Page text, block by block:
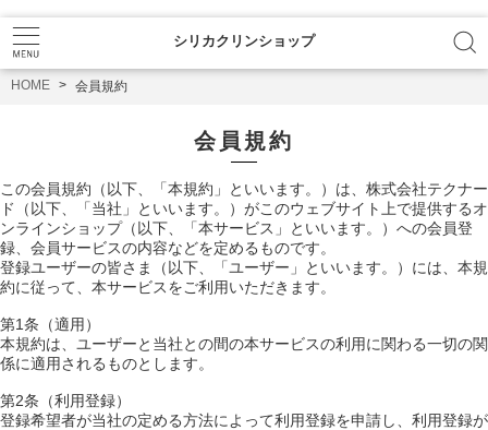
シリカクリンショップ
HOME 会員規約
会員規約
この会員規約（以下、「本規約」といいます。）は、株式会社テクナー
ド（以下、「当社」といいます。）がこのウェブサイト上で提供するオ
ンラインショップ（以下、「本サービス」といいます。）への会員登
録、会員サービスの内容などを定めるものです。
登録ユーザーの皆さま（以下、「ユーザー」といいます。）には、本規
約に従って、本サービスをご利用いただきます。
第1条（適用）
本規約は、ユーザーと当社との間の本サービスの利用に関わる一切の関
係に適用されるものとします。
第2条（利用登録）
登録希望者が当社の定める方法によって利用登録を申請し、利用登録が